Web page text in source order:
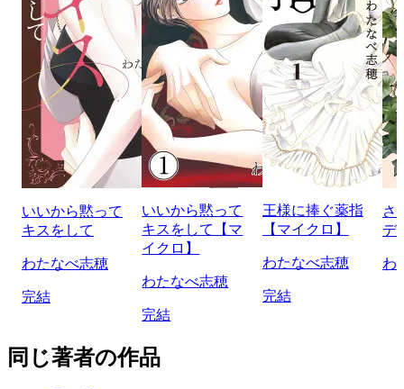
いいから黙って
キスをして
わたなべ志穂
完結
いいから黙って
キスをして【マ
イクロ】
わたなべ志穂
完結
王様に捧ぐ薬指
【マイクロ】
わたなべ志穂
完結
さ
デ
わ
同じ著者の作品